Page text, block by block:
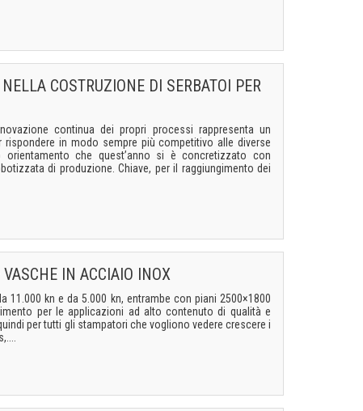
COSTRUZIONE DI SERBATOI PER
continua dei propri processi rappresenta un
rispondere in modo sempre più competitivo alle diverse
che quest’anno si è concretizzato con
di produzione. Chiave, per il raggiungimento dei
IN ACCIAIO INOX
11.000 kn e da 5.000 kn, entrambe con piani 2500×1800
per le applicazioni ad alto contenuto di qualità e
per tutti gli stampatori che vogliono vedere crescere i